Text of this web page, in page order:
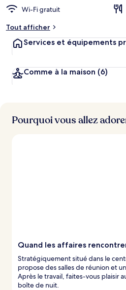
Wi-Fi gratuit
Tout afficher
Services et équipements
Comme à la maison (6)
Pourquoi vous allez
Quand les affaires
Stratégiquement situé dans le
propose des salles de réunion et
Après le travail, faites-vous plaisir
boîte de nuit.